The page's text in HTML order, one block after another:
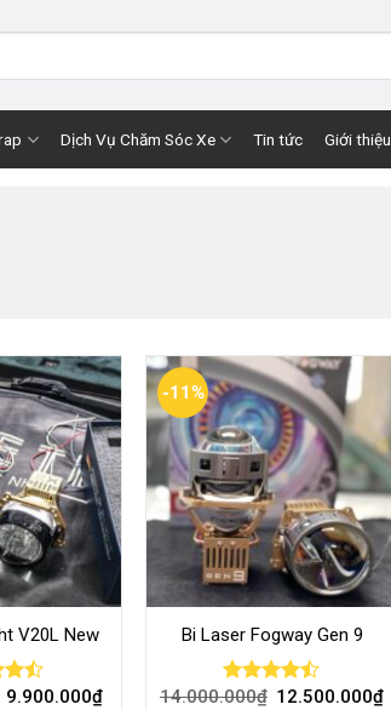
Dịch Vụ Chăm Sóc Xe Tin tức Giới thiệu
V20L New
9.900.000₫
-11%
Bi Laser Fogway Gen 9
Rated
14.000.000₫ 12.500.000₫